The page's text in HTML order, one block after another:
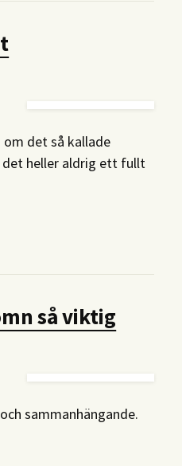
det så kallade
heller aldrig ett fullt
så viktig
sammanhängande.